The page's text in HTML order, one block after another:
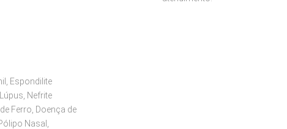
Espondilite
Nefrite
Ferro, Doença de
Nasal,